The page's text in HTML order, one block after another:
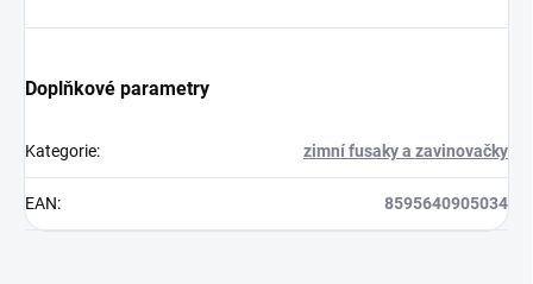
Doplňkové parametry
Kategorie: zimní fusaky a zavinovačky
EAN: 8595640905034